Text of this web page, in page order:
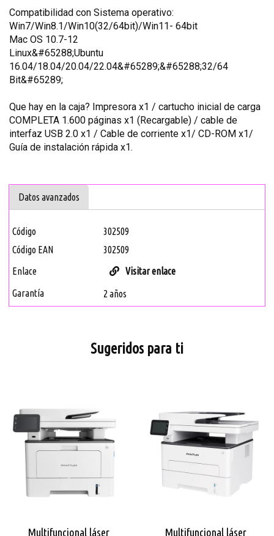
Compatibilidad con Sistema operativo:
Win7/Win8.1/Win10(32/64bit)/Win11- 64bit
Mac OS 10.7-12
Linux&#65288;Ubuntu
16.04/18.04/20.04/22.04&#65289;&#65288;32/64
Bit&#65289;
Que hay en la caja? Impresora x1 / cartucho inicial de carga
COMPLETA 1.600 páginas x1 (Recargable) / cable de
interfaz USB 2.0 x1 / Cable de corriente x1/ CD-ROM x1/
Guía de instalación rápida x1.
Datos avanzados
Código
302509
Código EAN
302509
Enlace
Visitar enlace
Garantía
2 años
Sugeridos para ti
Multifuncional láser Multifuncional láser